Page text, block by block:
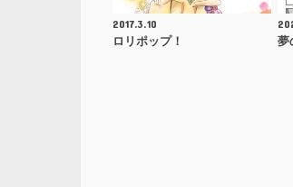
2017.3.10
ロリポップ！
夢